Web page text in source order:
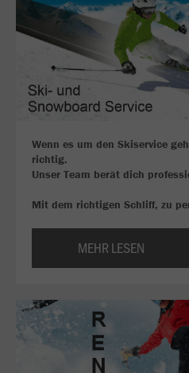
Wenn es um den Skiservice
richtig.
Unser Team berät dich
Mit dem richtigen Schliff, zu
MEHR LESEN